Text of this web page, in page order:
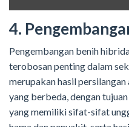
4.
Pengembangan benih
terobosan penting dalam
merupakan hasil
yang berbeda, dengan
yang memiliki sifat-sifat